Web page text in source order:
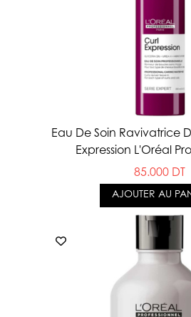
Eau De Soin Ravivatrice
Expression L'Oréal
85.000 DT
AJOUTER AU